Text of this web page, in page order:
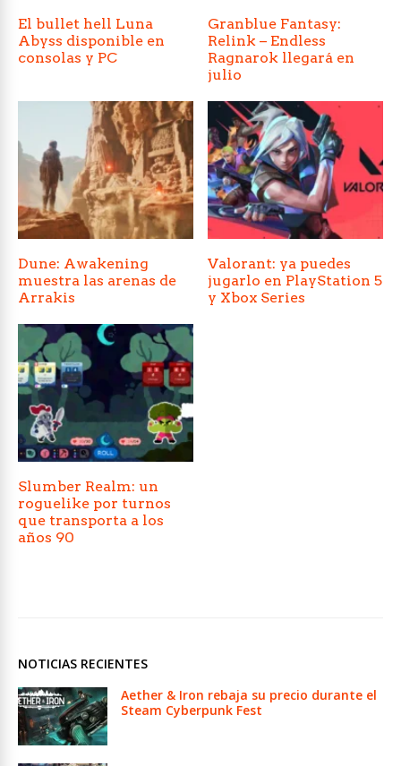
El bullet hell Luna
Abyss disponible en
consolas y PC
Granblue Fantasy:
Relink – Endless
Ragnarok llegará en
julio
Dune: Awakening
muestra las arenas de
Arrakis
Valorant: ya puedes
jugarlo en PlayStation 5
y Xbox Series
Slumber Realm: un
roguelike por turnos
que transporta a los
años 90
NOTICIAS RECIENTES
Aether & Iron rebaja su precio durante el
Steam Cyberpunk Fest